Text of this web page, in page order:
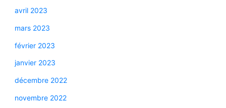
avril 2023
mars 2023
février 2023
janvier 2023
décembre 2022
novembre 2022